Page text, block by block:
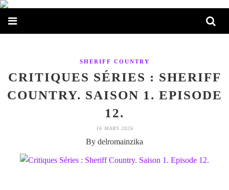
SHERIFF COUNTRY
CRITIQUES SÉRIES : SHERIFF
COUNTRY. SAISON 1. EPISODE
12.
16 MARS 2026
By delromainzika